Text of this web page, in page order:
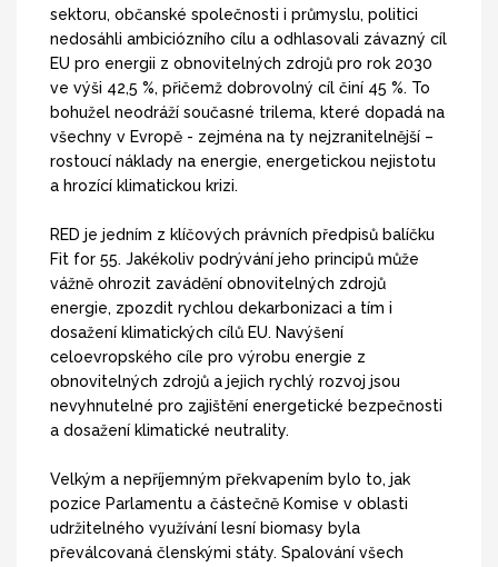
sektoru, občanské společnosti i průmyslu, politici
nedosáhli ambiciózního cílu a odhlasovali závazný cíl
EU pro energii z obnovitelných zdrojů pro rok 2030
ve výši 42,5 %, přičemž dobrovolný cíl činí 45 %. To
bohužel neodráží současné trilema, které dopadá na
všechny v Evropě - zejména na ty nejzranitelnější –
rostoucí náklady na energie, energetickou nejistotu
a hrozící klimatickou krizi.
RED je jedním z klíčových právních předpisů balíčku
Fit for 55. Jakékoliv podrývání jeho principů může
vážně ohrozit zavádění obnovitelných zdrojů
energie, zpozdit rychlou dekarbonizaci a tím i
dosažení klimatických cílů EU. Navýšení
celoevropského cíle pro výrobu energie z
obnovitelných zdrojů a jejich rychlý rozvoj jsou
nevyhnutelné pro zajištění energetické bezpečnosti
a dosažení klimatické neutrality.
Velkým a nepříjemným překvapením bylo to, jak
pozice Parlamentu a částečně Komise v oblasti
udržitelného využívání lesní biomasy byla
převálcovaná členskými státy. Spalování všech